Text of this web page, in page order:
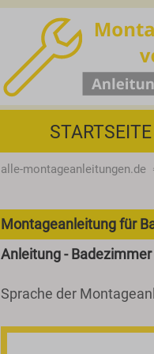
STARTSEITE
alle-montageanleitungen.de
Montageanleitung für
Anleitung -
Sprache der